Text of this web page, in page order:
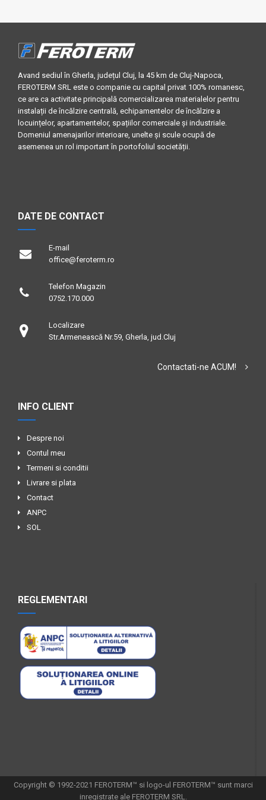
Avand sediul în Gherla, județul Cluj, la 45 km de Cluj-Napoca,
FEROTERM SRL este o companie cu capital privat 100% romanesc,
ce are ca activitate principală comercializarea materialelor pentru
instalații de încălzire centrală, echipamentelor de încălzire a
locuințelor, apartamentelor, spațiilor comerciale și industriale.
Domeniul amenajarilor interioare, unelte și scule ocupă de
asemenea un rol important în portofoliul societății.
DATE DE CONTACT
E-mail
office@feroterm.ro
Telefon Magazin
0752.170.000
Localizare
Str.Armenească Nr.59, Gherla, jud.Cluj
Contactati-ne ACUM!
INFO CLIENT
Despre noi
Contul meu
Termeni si conditii
Livrare si plata
Contact
ANPC
SOL
REGLEMENTARI
Copyright © 1992-2021 FEROTERM™ si logo-ul FEROTERM™ sunt marci
inregistrate ale FEROTERM SRL.